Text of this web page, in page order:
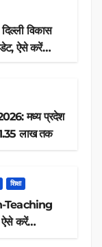
विकास
ऐसे करें
मध्य प्रदेश
लाख तक
शिक्षा
Teaching
करें